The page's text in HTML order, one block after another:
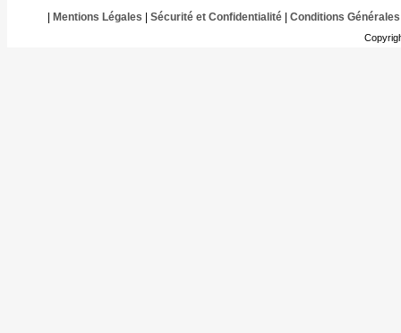
Mentions Légales Sécurité et Confidentialité| Conditions Générales